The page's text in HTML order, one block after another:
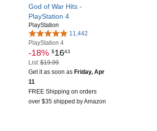
God of War Hits -
PlayStation 4
PlayStation
11,442
PlayStation 4
-18% $1643
List:$19.99
Get it as soon as Friday, Apr
11
FREE Shipping on orders
over $35 shipped by Amazon